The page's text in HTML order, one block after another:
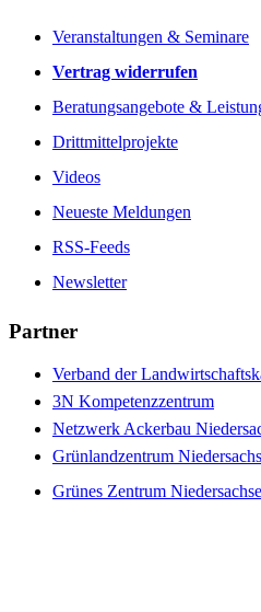
Veranstaltungen & Seminare
Vertrag widerrufen
Beratungsangebote &
Drittmittelprojekte
Videos
Neueste Meldungen
RSS-Feeds
Newsletter
Partner
Verband der
3N Kompetenzzentrum
Netzwerk Ackerbau
Grünlandzentrum
Grünes Zentrum